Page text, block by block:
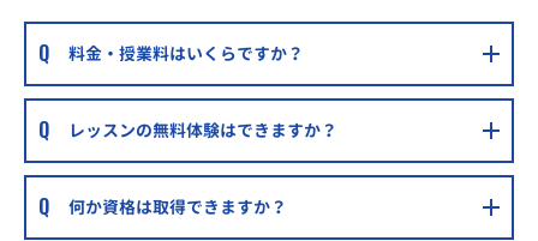
料金・授業料はいくらですか？
レッスンの無料体験はできますか？
何か資格は取得できますか？